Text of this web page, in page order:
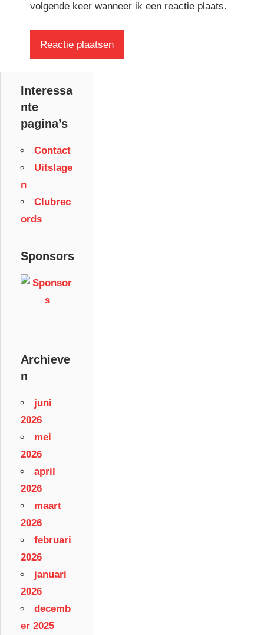
volgende keer wanneer ik een reactie plaats.
Interessa
nte
pagina’s
Contact
Uitslage
n
Clubrec
ords
Sponsors
Archieve
n
juni
2026
mei
2026
april
2026
maart
2026
februari
2026
januari
2026
decemb
er 2025